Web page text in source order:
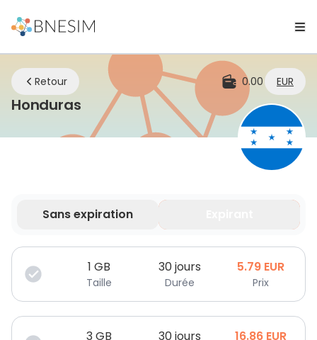
Retour 0.00 EUR
HonduraseSIM | Restez connecté où que
Sans expiration
Vos données sont valides pendant une durée limitée.
1 GB
Taille
30 jours
Durée
5.79 EUR
Prix
3GB 30 jours 16.86 EUR